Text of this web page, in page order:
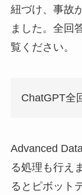
紐づけ、事故
ました。全回
覧ください。
ChatGPT全
Advanced
る処理も行え
るとピボット